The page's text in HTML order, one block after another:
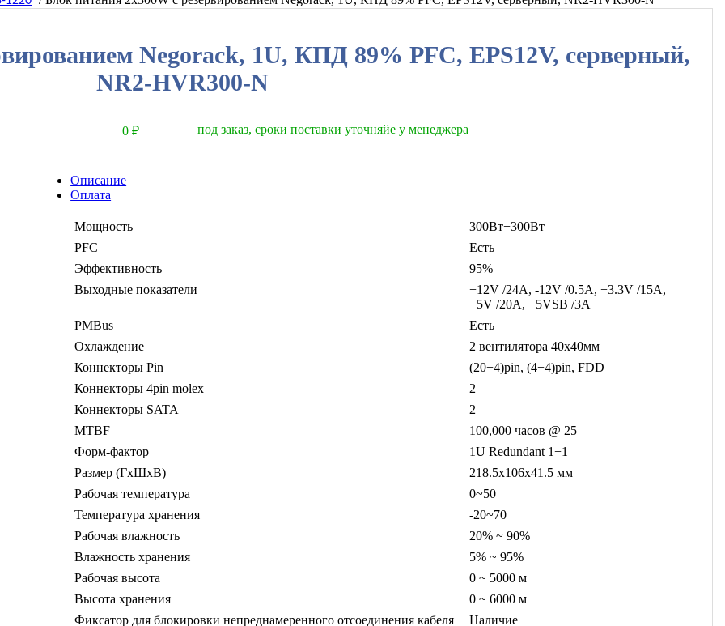
Negorack, 1U, КПД 89% PFC, EPS12V, серверный,
NR2-HVR300-N
0 ₽ под заказ, сроки поставки уточняйе у менеджера
Описание
Оплата
Мощность
300Вт+300Вт
PFC
Есть
Эффективность
95%
Выходные показатели
+12V /24A, -12V /0.5A, +3.3V /15A,
+5V /20A, +5VSB /3A
PMBus
Есть
Охлаждение
2 вентилятора 40х40мм
Коннекторы Pin
(20+4)pin, (4+4)pin, FDD
Коннекторы 4pin molex
2
Коннекторы SATA
2
MTBF
100,000 часов @ 25
Форм-фактор
1U Redundant 1+1
Размер (ГхШхВ)
218.5x106x41.5 мм
Рабочая температура
0~50
Температура хранения
-20~70
Рабочая влажность
20% ~ 90%
Влажность хранения
5% ~ 95%
Рабочая высота
0 ~ 5000 м
Высота хранения
0 ~ 6000 м
Фиксатор для блокировки непреднамеренного отсоединения кабеля
Наличие